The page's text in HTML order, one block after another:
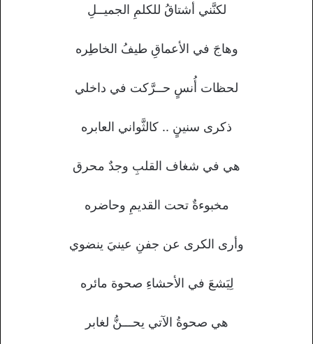
لكنَّني أشتاقُ للكلمِ الجميــلِ
وهاجَ في الأعماقِ طيفُ الخاطِره
لحظات أُنسٍ حــرَّكت في داخلي
ذكرى سنينٍ .. كالثَّواني العابره
هي في شغاف القلبِ وجدٌ محرق
مخبوءةٌ تحت القديمِ وحاضره
وأرى الكرى عن جفنِ عينيَ ينضوي
لِيَشعَ في الأحشاءِ صحوة مائره
هي صحوةُ الآتي يحـــنُّ لغابر